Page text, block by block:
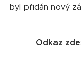
byl přidán nový
Odkaz zde: